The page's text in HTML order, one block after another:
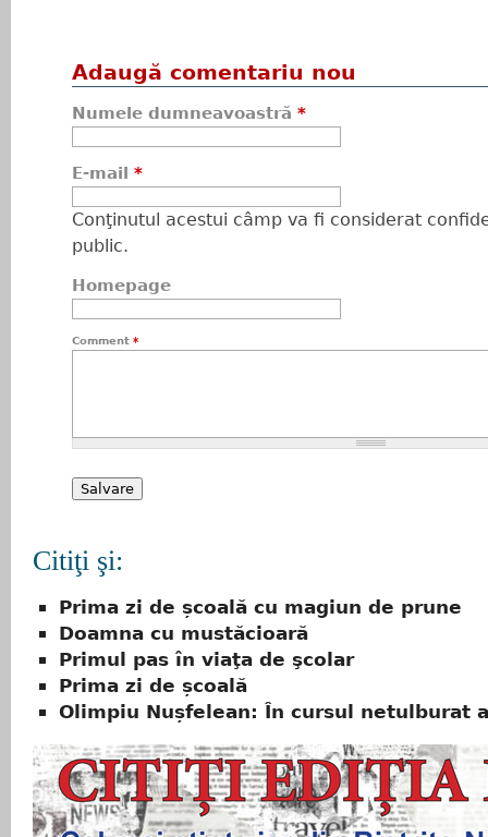
Adaugă comentariu nou
Numele dumneavoastră *
E-mail *
Conţinutul acestui câmp va fi considerat
public.
Homepage
Comment *
Citiţi şi:
Prima zi de școală cu magiun de prune
Doamna cu mustăcioară
Primul pas în viaţa de şcolar
Prima zi de școală
Olimpiu Nușfelean: În cursul netulburat